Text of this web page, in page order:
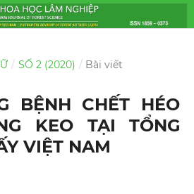
/ SỐ 2 (2020) / Bài viết
BỆNH CHẾT HÉO
KEO TẠI TỔNG
VIỆT NAM